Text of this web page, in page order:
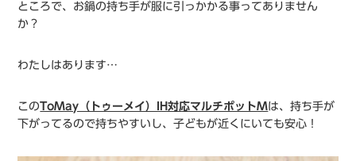
ところで、お鍋の持ち手が服に引っかかる事ってありません
か？
わたしはあります…
このToMay（トゥーメイ）IH対応マルチポットMは、持ち手が
下がってるので持ちやすいし、子どもが近くにいても安心！